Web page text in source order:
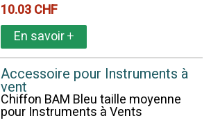
10.03 CHF
En savoir+
Accessoire pour Instruments à
vent
Chiffon BAM Bleu taille moyenne
pour Instruments à Vents